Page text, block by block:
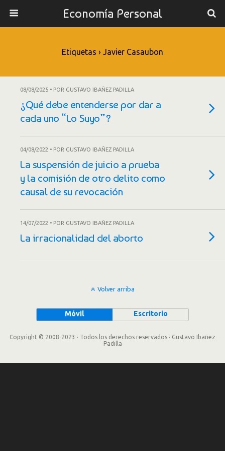
Economía Personal
Etiquetas › Javier Casaubon
08/08/2025 • POR GUSTAVO IBAÑEZ PADILLA
¿Qué debe entenderse por dar a
cada uno “Lo Suyo”?
04/08/2022 • POR GUSTAVO IBAÑEZ PADILLA
La suspensión de juicio a prueba
y la comisión de otro delito como
causal de su revocación
14/07/2022 • POR GUSTAVO IBAÑEZ PADILLA
La irracionalidad del aborto
Volver arriba
Móvil Escritorio
Copyright © 2008-2023 · Todos los derechos reservados · Gustavo Ibañez
Padilla